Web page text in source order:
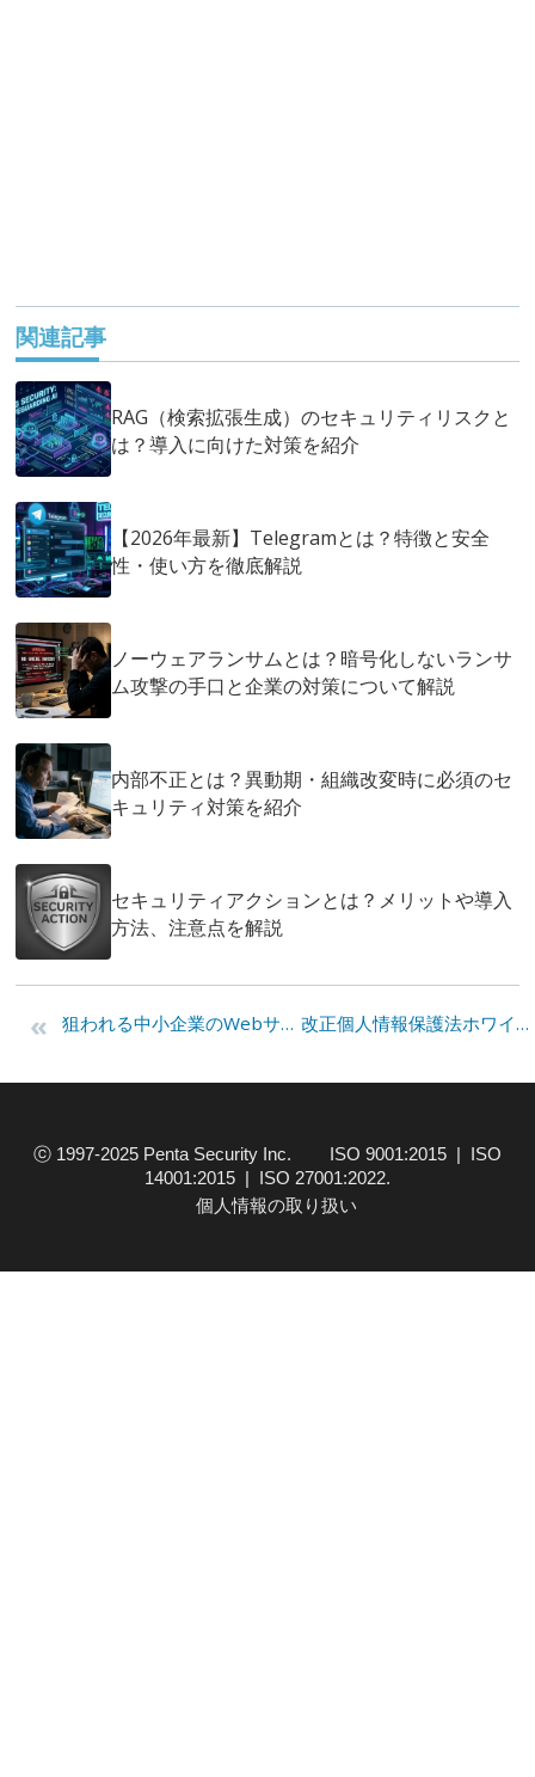
関連記事
RAG（検索拡張生成）のセキュリティリスクと
は？導入に向けた対策を紹介
【2026年最新】Telegramとは？特徴と安全
性・使い方を徹底解説
ノーウェアランサムとは？暗号化しないランサ
ム攻撃の手口と企業の対策について解説
内部不正とは？異動期・組織改変時に必須のセ
キュリティ対策を紹介
セキュリティアクションとは？メリットや導入
方法、注意点を解説
« 狙われる中小企業のWebサイト、小規模でも被害に遭う現実的な理由 改正個人情報保護法ホワイトペーパー発行のお知らせ
ⓒ 1997-2025 Penta Security Inc. ISO 9001:2015 | ISO
14001:2015 | ISO 27001:2022.
個人情報の取り扱い